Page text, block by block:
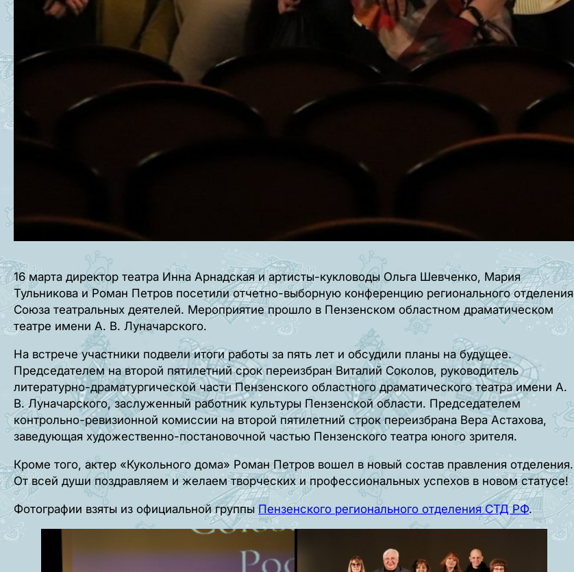
16 марта директор театра Инна Арнадская и артисты-кукловоды Ольга Шевченко, Мария
Тульникова и Роман Петров посетили отчетно-выборную конференцию регионального отделения
Союза театральных деятелей. Мероприятие прошло в Пензенском областном драматическом
театре имени А. В. Луначарского.
На встрече участники подвели итоги работы за пять лет и обсудили планы на будущее.
Председателем на второй пятилетний срок переизбран Виталий Соколов, руководитель
литературно-драматургической части Пензенского областного драматического театра имени А.
В. Луначарского, заслуженный работник культуры Пензенской области. Председателем
контрольно-ревизионной комиссии на второй пятилетний строк переизбрана Вера Астахова,
заведующая художественно-постановочной частью Пензенского театра юного зрителя.
Кроме того, актер «Кукольного дома» Роман Петров вошел в новый состав правления отделения.
От всей души поздравляем и желаем творческих и профессиональных успехов в новом статусе!
Фотографии взяты из официальной группыПензенского регионального отделения СТД РФ.